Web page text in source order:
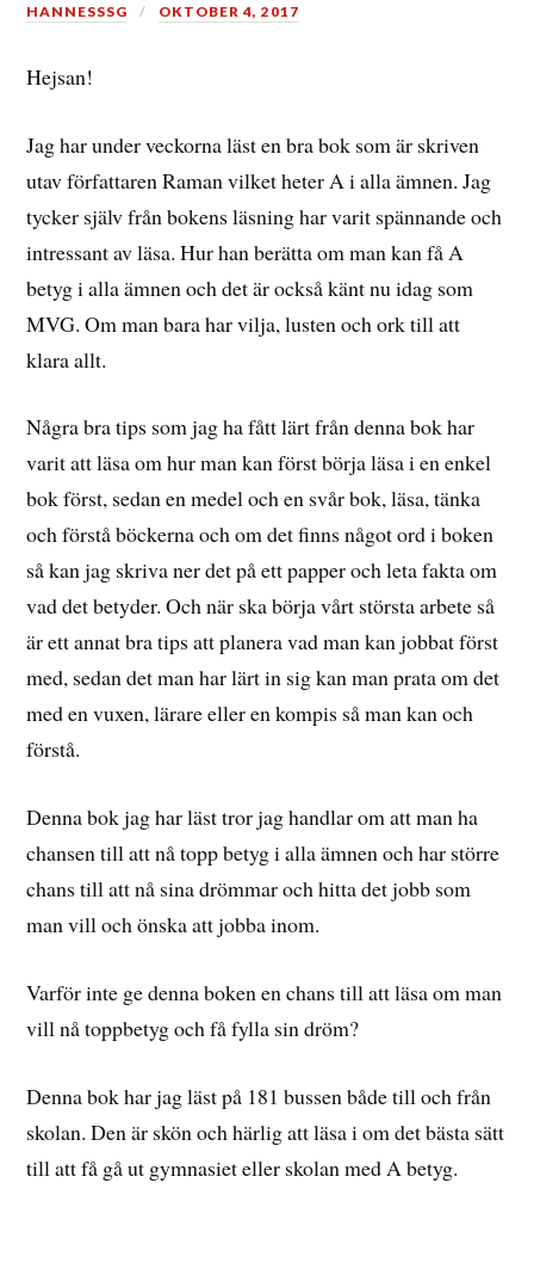
HANNESSSG OKTOBER 4, 2017
Hejsan!
Jag har under veckorna läst en bra bok som är skriven
utav författaren Raman vilket heter A i alla ämnen. Jag
tycker själv från bokens läsning har varit spännande och
intressant av läsa. Hur han berätta om man kan få A
betyg i alla ämnen och det är också känt nu idag som
MVG. Om man bara har vilja, lusten och ork till att
klara allt.
Några bra tips som jag ha fått lärt från denna bok har
varit att läsa om hur man kan först börja läsa i en enkel
bok först, sedan en medel och en svår bok, läsa, tänka
och förstå böckerna och om det finns något ord i boken
så kan jag skriva ner det på ett papper och leta fakta om
vad det betyder. Och när ska börja vårt största arbete så
är ett annat bra tips att planera vad man kan jobbat först
med, sedan det man har lärt in sig kan man prata om det
med en vuxen, lärare eller en kompis så man kan och
förstå.
Denna bok jag har läst tror jag handlar om att man ha
chansen till att nå topp betyg i alla ämnen och har större
chans till att nå sina drömmar och hitta det jobb som
man vill och önska att jobba inom.
Varför inte ge denna boken en chans till att läsa om man
vill nå toppbetyg och få fylla sin dröm?
Denna bok har jag läst på 181 bussen både till och från
skolan. Den är skön och härlig att läsa i om det bästa sätt
till att få gå ut gymnasiet eller skolan med A betyg.